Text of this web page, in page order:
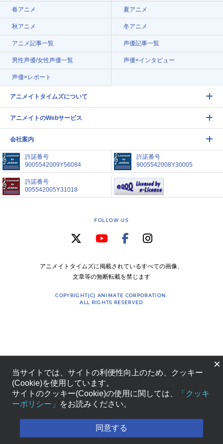
春アニメ 夏アニメ
秋アニメ 冬アニメ
アニメ記事一覧 声優記事一覧
男性声優/女性声優一覧 声優×インタビュー
声優×レポート
アニメイトタイムズについて
アニメイトのWebサービス
会社案内
許諾番号
9005542009Y56084
許諾番号
9005542008Y30005
許諾番号
005542005Y31018
FOLLOW US
アニメイトタイムズに掲載されているすべての画像、
文章等の無断転載を禁じます
COPYRIGHT(C) ANIMATE CORPORATION.
ALL RIGHTS RESERVED
×
当サイトでは、サイトの利便性向上のため、クッキー
(Cookie)を使用しています。
サイトのクッキー(Cookie)の使用に関しては、
「クッキ
ーポリシー」
をお読みください。
同意する